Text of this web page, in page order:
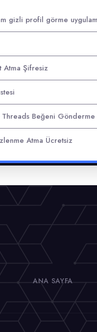
gizli profil görme
Atma Şifresiz
Beğeni Gönderme
Atma Ücretsiz
ANA SAYFA